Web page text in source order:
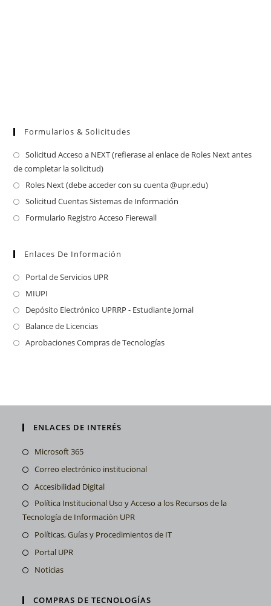
Formularios & Solicitudes
Solicitud Acceso a NEXT (refierase al enlace de Roles Next antes
de completar la solicitud)
Roles Next (debe acceder con su cuenta @upr.edu)
Solicitud Cuentas Sistemas de Información
Formulario Registro Acceso Fierewall
Enlaces De Información
Portal de Servicios UPR
MIUPI
Depósito Electrónico UPRRP - Estudiante Jornal
Balance de Licencias
Aprobaciones Compras de Tecnologías
ENLACES DE INTERÉS
Microsoft 365
Correo electrónico institucional
Accesibilidad Digital
Política Institucional Uso y Acceso a los Recursos de la
Tecnología de Información UPR
Políticas, Guías y Procedimientos de IT
Portal UPR
Noticias
COMPRAS DE TECNOLOGÍAS